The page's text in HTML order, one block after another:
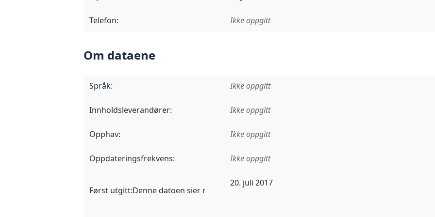
Telefon: Ikke oppgitt
Om dataene
Språk: Ikke oppgitt
Innholdsleverandører: Ikke oppgitt
Opphav: Ikke oppgitt
Oppdateringsfrekvens: Ikke oppgitt
Først utgitt:Denne datoen sier når dataene i dette datasettet første gang ble utgitt. Det kan
20. juli 2017